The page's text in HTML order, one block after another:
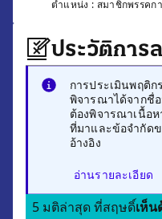
ตำแหน่ง : สมาชิกพรรคก
ประวัติการ
การประเมินพฤติ
พิจารณาได้จากชื่อ
ต้องพิจารณาเนื้อ
ที่มาและข้อจำกัด
อ้างอิง
อ่านรายละเอียด
5 มติล่าสุด ที่สฤษดิ์เห็น